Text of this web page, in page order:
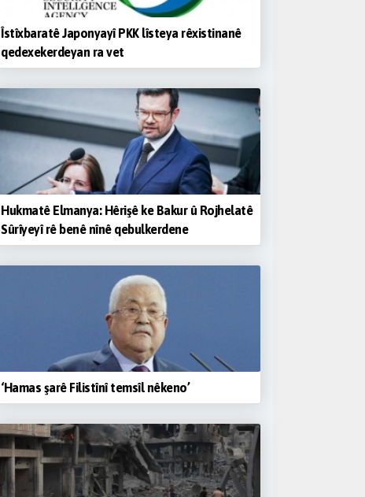
Îstîxbaratê Japonyayî PKK lîsteya rêxistinanê
qedexekerdeyan ra vet
Hukmatê Elmanya: Hêrişê ke Bakur û Rojhelatê
Sûrîyeyî rê benê nînê qebulkerdene
‘Hamas şarê Filistînî temsîl nêkeno’